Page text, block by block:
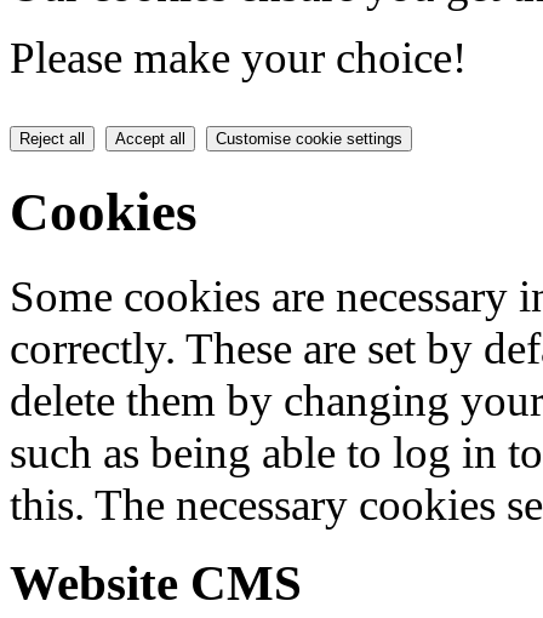
Please make your choice!
Reject all Accept all Customise cookie settings
Cookies
Some cookies are
correctly. These are set by
delete them by changing
such as being able to log in
this. The necessary cookies
Website CMS